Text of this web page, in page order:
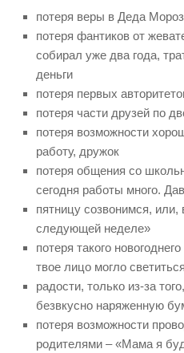
потеря веры в Деда
потеря фантиков от
собирал уже два года,
деньги
потеря первых
потеря части друзей по
потеря возможности
работу, дружок
потеря общения со
сегодня работы много.
пятницу созвонимся, или,
следующей неделе»
потеря такого
твое лицо могло
радости, только из-за
безвкусно наряженную
потеря возможности
родителями – «Мама я